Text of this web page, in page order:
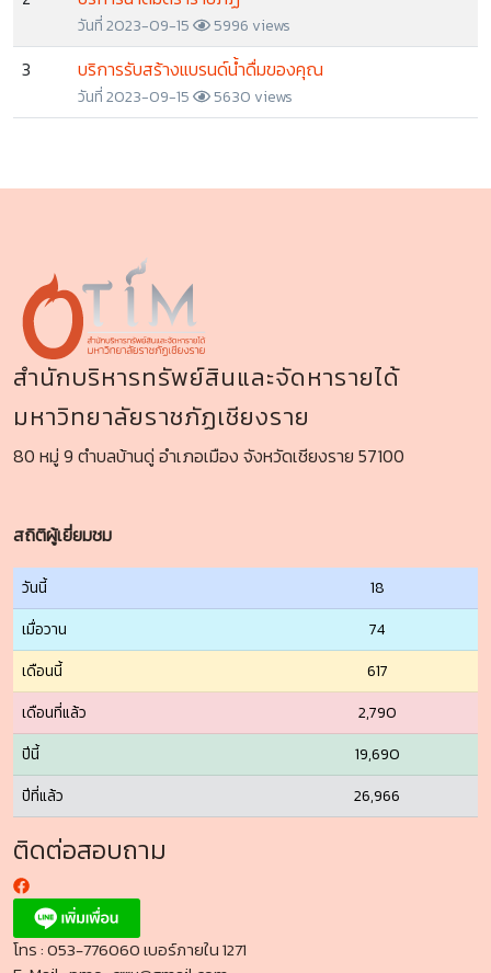
วันที่ 2023-09-15 5996 views
3 บริการรับสร้างแบรนด์น้ำดื่มของคุณ
วันที่ 2023-09-15 5630 views
สำนักบริหารทรัพย์สินและจัดหารายได้
มหาวิทยาลัยราชภัฏเชียงราย
80 หมู่ 9 ตำบลบ้านดู่ อำเภอเมือง จังหวัดเชียงราย 57100
สถิติผู้เยี่ยมชม
วันนี้
18
เมื่อวาน
74
เดือนนี้
617
เดือนที่แล้ว
2,790
ปีนี้
19,690
ปีที่แล้ว
26,966
ติดต่อสอบถาม
โทร : 053-776060 เบอร์ภายใน 1271